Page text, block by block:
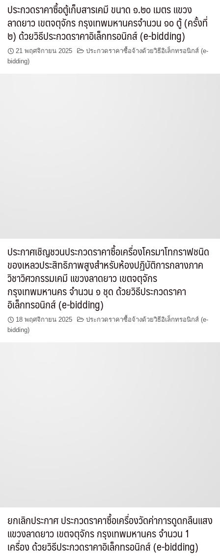
ประกวดราคาซื้อตู้เก็บสารเคมี ขนาด ๑.๒๐ เมตร แขวง
ลาดยาว เขตจตุจักร กรุงเทพมหานครจำนวน ๑๐ ตู้ (ครั้งที่
๒) ด้วยวิธีประกวดราคาอิเล็กทรอนิกส์ (e-bidding)
21 พฤศจิกายน 2025
ประกวดราคาซื้อจ้างด้วยวิธีอิเล็กทรอนิกส์ (e-
bidding)
ประกาศเชิญชวนประกวดราคาซื้อเครื่องโครมาโทกราฟชนิด
ของเหลวประสิทธิภาพสูงสำหรับห้องปฏิบัติการกลางภาค
วิชาวิศวกรรมเคมี แขวงลาดยาว เขตจตุจักร
กรุงเทพมหานคร จำนวน ๑ ชุด ด้วยวิธีประกวดราคา
อิเล็กทรอนิกส์ (e-bidding)
18 พฤศจิกายน 2025
ประกวดราคาซื้อจ้างด้วยวิธีอิเล็กทรอนิกส์ (e-
bidding)
ยกเลิกประกาศ ประกวดราคาซื้อเครื่องวัดค่าการดูดกลืนแสง
แขวงลาดยาว เขตจตุจักร กรุงเทพมหานคร จำนวน 1
เครื่อง ด้วยวิธีประกวดราคาอิเล็กทรอนิกส์ (e-bidding)